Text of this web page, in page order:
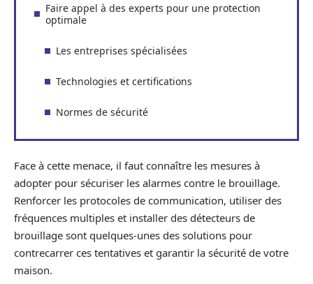
Faire appel à des experts pour une protection
optimale
Les entreprises spécialisées
Technologies et certifications
Normes de sécurité
Face à cette menace, il faut connaître les mesures à
adopter pour sécuriser les alarmes contre le brouillage.
Renforcer les protocoles de communication, utiliser des
fréquences multiples et installer des détecteurs de
brouillage sont quelques-unes des solutions pour
contrecarrer ces tentatives et garantir la sécurité de votre
maison.